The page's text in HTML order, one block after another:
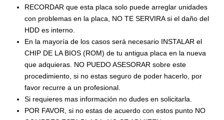
RECORDAR que esta placa solo puede arreglar unidades
con problemas en la placa, NO TE SERVIRA si el daño del
HDD es interno.
En la mayoría de los casos será necesario INSTALAR el
CHIP DE LA BIOS (ROM) de tu antigua placa en la nueva
que adquieras. NO PUEDO ASESORAR sobre este
procedimiento, si no estas seguro de poder hacerlo, por
favor recurre a un profesional.
Si requieres mas información no dudes en solicitarla.
POR FAVOR, si no estas de acuerdo con estos punto NO